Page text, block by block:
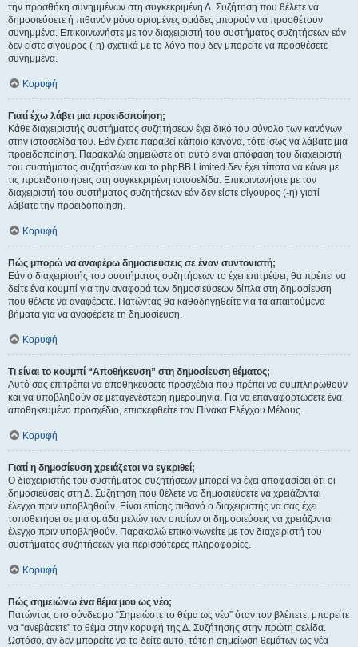
την προσθήκη συνημμένων στη συγκεκριμένη Δ. Συζήτηση που θέλετε να
δημοσιεύσετε ή πιθανόν μόνο ορισμένες ομάδες μπορούν να προσθέτουν
συνημμένα. Επικοινωνήστε με τον διαχειριστή του συστήματος συζητήσεων εάν
δεν είστε σίγουρος (-η) σχετικά με το λόγο που δεν μπορείτε να προσθέσετε
συνημμένα.
Κορυφή
Γιατί έχω λάβει μια προειδοποίηση;
Κάθε διαχειριστής συστήματος συζητήσεων έχει δικό του σύνολο των κανόνων
στην ιστοσελίδα του. Εάν έχετε παραβεί κάποιο κανόνα, τότε ίσως να λάβατε μια
προειδοποίηση. Παρακαλώ σημειώστε ότι αυτό είναι απόφαση του διαχειριστή
του συστήματος συζητήσεων και το phpBB Limited δεν έχει τίποτα να κάνει με
τις προειδοποιήσεις στη συγκεκριμένη ιστοσελίδα. Επικοινωνήστε με τον
διαχειριστή του συστήματος συζητήσεων εάν δεν είστε σίγουρος (-η) γιατί
λάβατε την προειδοποίηση.
Κορυφή
Πώς μπορώ να αναφέρω δημοσιεύσεις σε έναν συντονιστή;
Εάν ο διαχειριστής του συστήματος συζητήσεων το έχει επιτρέψει, θα πρέπει να
δείτε ένα κουμπί για την αναφορά των δημοσιεύσεων δίπλα στη δημοσίευση
που θέλετε να αναφέρετε. Πατώντας θα καθοδηγηθείτε για τα απαιτούμενα
βήματα για να αναφέρετε τη δημοσίευση.
Κορυφή
Τι είναι το κουμπί “Αποθήκευση” στη δημοσίευση θέματος;
Αυτό σας επιτρέπει να αποθηκεύσετε προσχέδια που πρέπει να συμπληρωθούν
και να υποβληθούν σε μεταγενέστερη ημερομηνία. Για να επαναφορτώσετε ένα
αποθηκευμένο προσχέδιο, επισκεφθείτε τον Πίνακα Ελέγχου Μέλους.
Κορυφή
Γιατί η δημοσίευση χρειάζεται να εγκριθεί;
Ο διαχειριστής του συστήματος συζητήσεων μπορεί να έχει αποφασίσει ότι οι
δημοσιεύσεις στη Δ. Συζήτηση που θέλετε να δημοσιεύσετε να χρειάζονται
έλεγχο πριν υποβληθούν. Είναι επίσης πιθανό ο διαχειριστής να σας έχει
τοποθετήσει σε μια ομάδα μελών των οποίων οι δημοσιεύσεις να χρειάζονται
έλεγχο πριν υποβληθούν. Παρακαλώ επικοινωνείτε με τον διαχειριστή του
συστήματος συζητήσεων για περισσότερες πληροφορίες.
Κορυφή
Πώς σημειώνω ένα θέμα μου ως νέο;
Πατώντας στο σύνδεσμο “Σημειώστε το θέμα ως νέο” όταν τον βλέπετε, μπορείτε
να “ανεβάσετε” το θέμα στην κορυφή της Δ. Συζήτησης στην πρώτη σελίδα.
Ωστόσο, αν δεν μπορείτε να το δείτε αυτό, τότε η σημείωση θεμάτων ως νέα